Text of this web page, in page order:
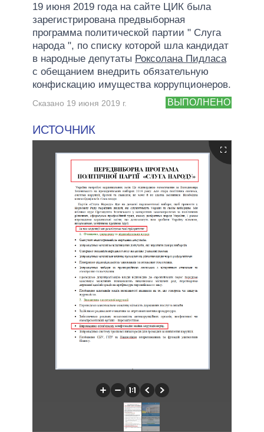
19 июня 2019 года на сайте ЦИК была
зарегистрирована предвыборная
программа политической партии " Слуга
народа ", по списку которой шла кандидат
в народные депутаты Роксолана Пидласа
с обещанием внедрить обязательную
конфискацию имущества коррупционеров.
ВЫПОЛНЕНО
Сказано 19 июня 2019 г.
ИСТОЧНИК